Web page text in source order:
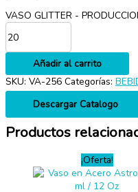
VASO GLITTER -
Añadir al carrito
SKU: VA-256 Categorías:
Descargar Catalogo
Productos
¡Oferta!